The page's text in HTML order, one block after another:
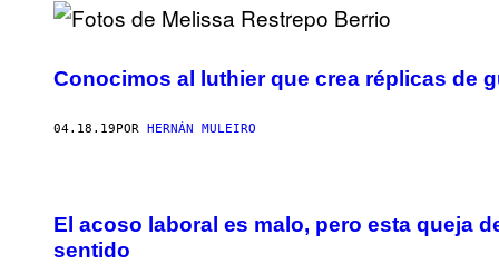
Conocimos al luthier que crea réplicas de
04.18.19POR HERNÁN MULEIRO
El acoso laboral es malo, pero esta queja
sentido